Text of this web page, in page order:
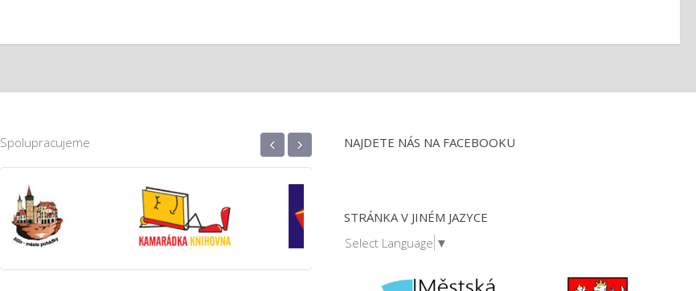
Spolupracujeme ‹ › NAJDETE NÁS NA FACEBOOKU
STRÁNKA V JINÉM JAZYCE
Select Language ▼